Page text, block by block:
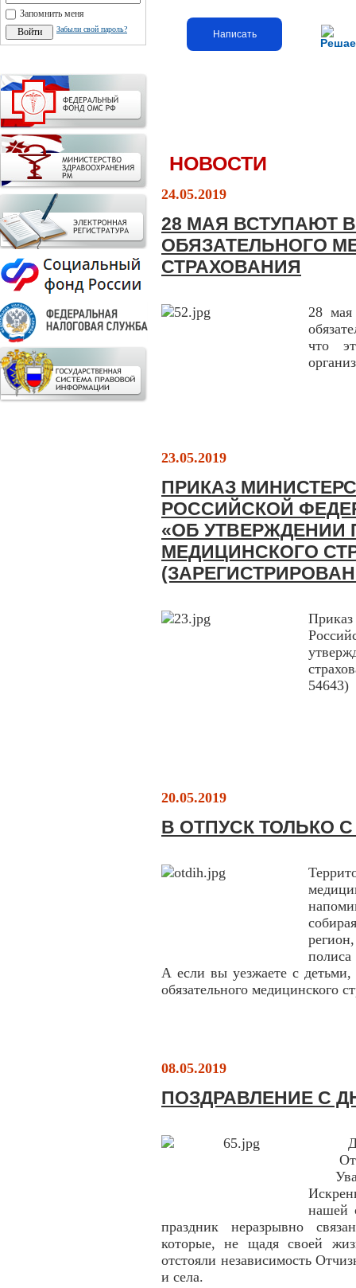
Запомнить меня
Забыли свой пароль? Написать
НОВОСТИ
24.05.2019
28 МАЯ ВСТУПАЮТ
ОБЯЗАТЕЛЬНОГО
СТРАХОВАНИЯ
28
что
23.05.2019
ПРИКАЗ
РОССИЙСКОЙ
«ОБ УТВЕРЖДЕНИИ
МЕДИЦИНСКОГО
(ЗАРЕГИСТРИРОВАН
54643)
20.05.2019
В ОТПУСК ТОЛЬКО
полиса
А если вы уезжаете с детьми,
обязательного медицинского
08.05.2019
ПОЗДРАВЛЕНИЕ С
нашей
праздник неразрывно
которые, не щадя своей
отстояли независимость
и села.